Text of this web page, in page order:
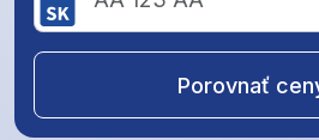
Porovnať